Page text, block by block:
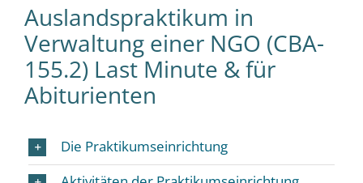
Auslandspraktikum in
Verwaltung einer NGO (CBA-
155.2) Last Minute & für
Abiturienten
Die Praktikumseinrichtung